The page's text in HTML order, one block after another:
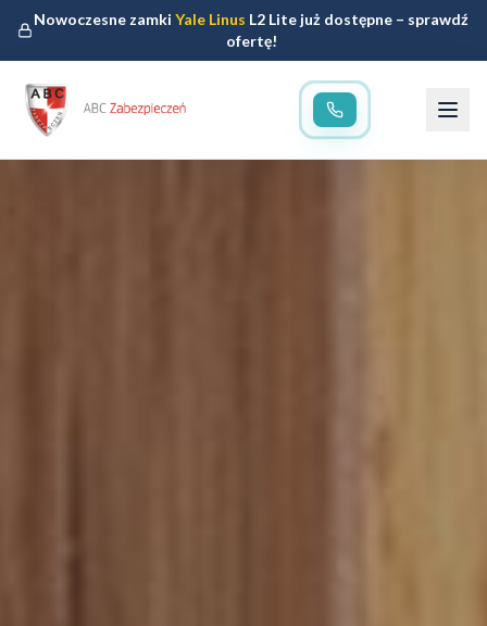
Nowoczesne zamkiYale Linus L2 Lite już dostępne – sprawdź
ofertę!